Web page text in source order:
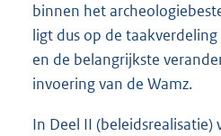
binnen het
ligt dus op de
en de belangrijkste
invoering van de Wamz.
In Deel II